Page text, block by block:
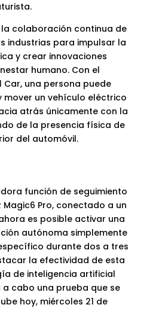
la colaboración continua de
industrias para impulsar la
y crear innovaciones
humano. Con el
Car, una persona puede
mover un vehículo eléctrico
atrás únicamente con la
de la presencia física de
del automóvil.
función de seguimiento
Magic6 Pro, conectado a un
es posible activar una
autónoma simplemente
durante dos a tres
la efectividad de esta
de inteligencia artificial
a cabo una prueba que se
hoy, miércoles 21 de